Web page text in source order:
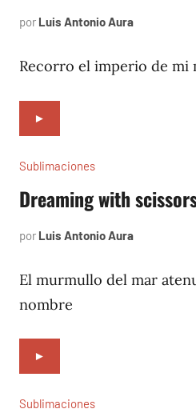
por Luis Antonio Aura
2024
Recorro el imperio de mi
►
Sublimaciones
Dreaming with
por Luis Antonio Aura
2023
El murmullo del mar
nombre
►
Sublimaciones